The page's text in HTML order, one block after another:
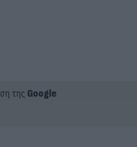
της Google